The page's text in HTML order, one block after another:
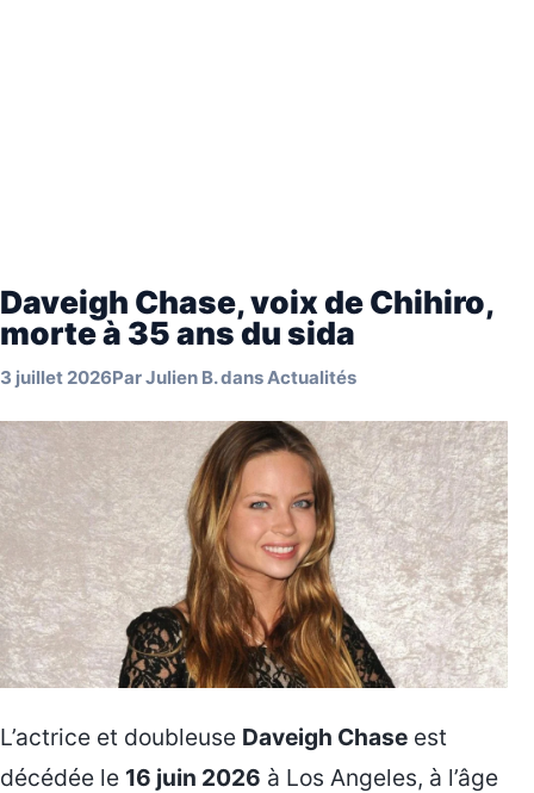
Daveigh Chase, voix de Chihiro,
morte à 35 ans du sida
3 juillet 2026ParJulien B.dansActualités
L’actrice et doubleuse Daveigh Chase est
décédée le 16 juin 2026 à Los Angeles, à l’âge